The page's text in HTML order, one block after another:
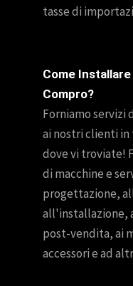
tasse di
Come
Compro?
Forniamo servizi
ai nostri clienti
dove vi troviate!
di macchine e
progettazione,
all'installazione,
post-vendita, ai
accessori e ad